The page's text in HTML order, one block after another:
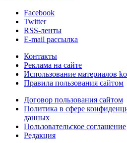
Facebook
Twitter
RSS-ленты
E-mail рассылка
Контакты
Реклама на сайте
Использование материалов
Правила пользования сайтом
Договор пользования сайтом
Политика в сфере
данных
Пользовательское соглашение
Редакция